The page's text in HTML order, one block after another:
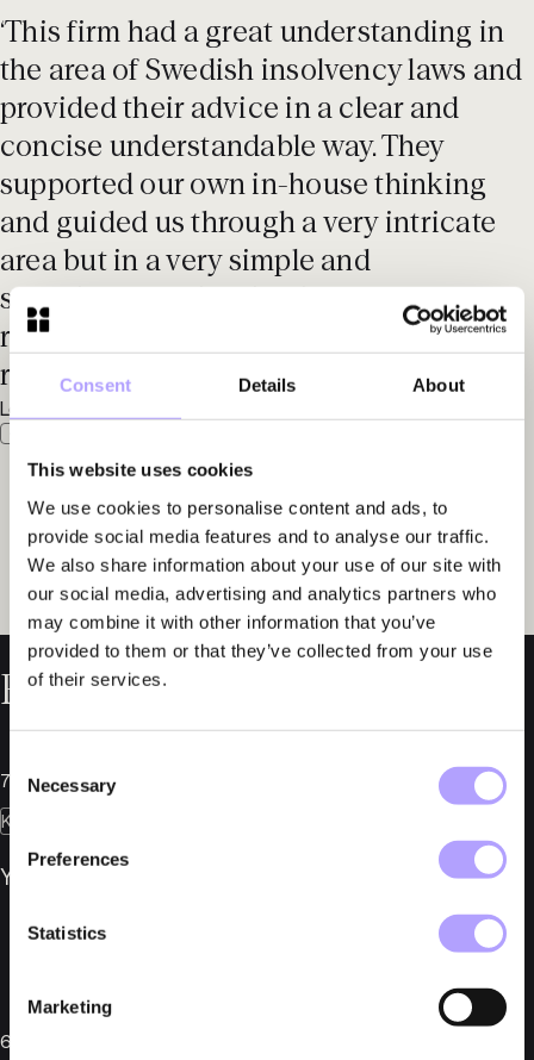
Consent Details About
This website uses cookies
We use cookies to personalise content and ads, to
provide social media features and to analyse our traffic.
We also share information about your use of our site with
our social media, advertising and analytics partners who
may combine it with other information that you’ve
provided to them or that they’ve collected from your use
of their services.
Selection
Necessary
Preferences
Statistics
Marketing
‘This firm had a great understanding in
the area of Swedish insolvency laws and
provided their advice in a clear and
concise understandable way. They
supported our own in-house thinking
and guided us through a very intricate
area but in a very simple and
straightforward style. This firm is very
responsive - they respond quickly to any
request.'
Legal 500 EMEA, 2025
Relaterade nyheter
7 juli 2026
Konkurser
YMR Track Club AB i konkurs
6 juli 2026